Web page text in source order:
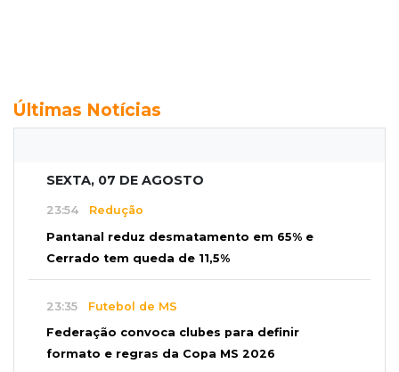
Últimas Notícias
SEXTA, 07 DE AGOSTO
23:54 Redução
Pantanal reduz desmatamento em 65% e
Cerrado tem queda de 11,5%
23:35 Futebol de MS
Federação convoca clubes para definir
formato e regras da Copa MS 2026